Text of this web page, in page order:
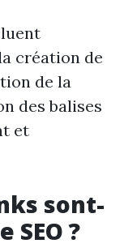
création de
de la
des balises
et
sont-
?